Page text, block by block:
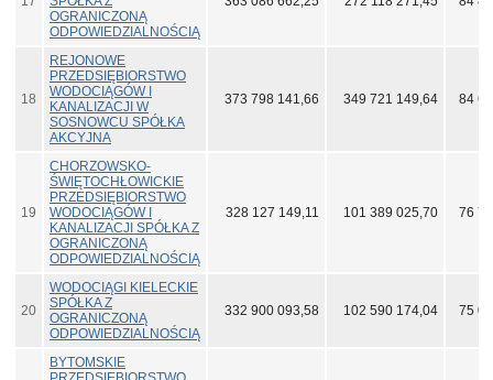
OGRANICZONĄ
ODPOWIEDZIALNOŚCIĄ
18
REJONOWE
PRZEDSIĘBIORSTWO
WODOCIĄGÓW I
KANALIZACJI W
SOSNOWCU SPÓŁKA
AKCYJNA
373 798 141,66 349 721 149,64 84
19
CHORZOWSKO-
ŚWIĘTOCHŁOWICKIE
PRZEDSIĘBIORSTWO
WODOCIĄGÓW I
KANALIZACJI SPÓŁKA Z
OGRANICZONĄ
ODPOWIEDZIALNOŚCIĄ
328 127 149,11 101 389 025,70 76
20
WODOCIĄGI KIELECKIE
SPÓŁKA Z
OGRANICZONĄ
ODPOWIEDZIALNOŚCIĄ
332 900 093,58 102 590 174,04 75
BYTOMSKIE